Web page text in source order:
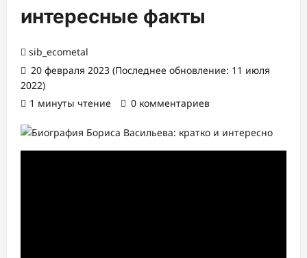
интересные факты
sib_ecometal
20 февраля 2023 (Последнее обновление: 11 июля
2022)
1 минуты чтение
0 комментариев